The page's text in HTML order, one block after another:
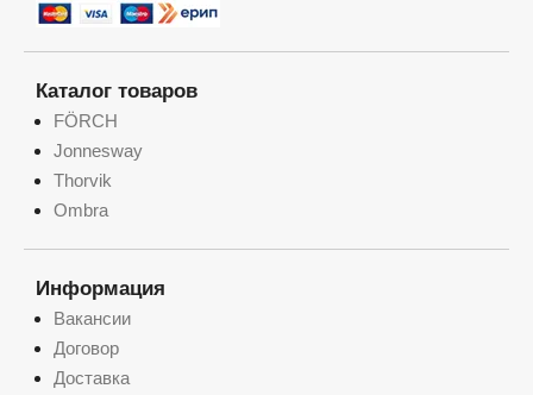
Каталог товаров
FÖRCH
Jonnesway
Thorvik
Ombra
Информация
Вакансии
Договор
Доставка